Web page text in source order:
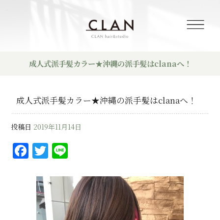
成人式派手髪カラー★沖縄の派手髪はclanaへ！
成人式派手髪カラー★沖縄の派手髪はclanaへ！
投稿日 2019年11月14日
F
a
c
e
b
T
w
it
te
r
e